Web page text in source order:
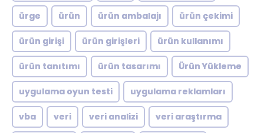
ürge ürün ürün ambalajı ürün çekimi
ürün girişi ürün girişleri ürün kullanımı
ürün tanıtımı ürün tasarımı Ürün Yükleme
uygulama oyun testi uygulama reklamları
vba veri veri analizi veri araştırma